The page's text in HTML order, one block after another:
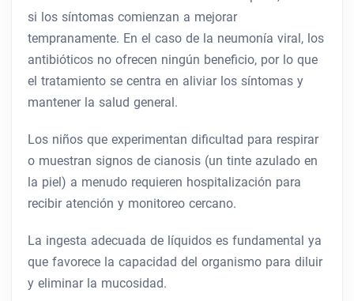
si los síntomas comienzan a mejorar
tempranamente. En el caso de la neumonía viral, los
antibióticos no ofrecen ningún beneficio, por lo que
el tratamiento se centra en aliviar los síntomas y
mantener la salud general.
Los niños que experimentan dificultad para respirar
o muestran signos de cianosis (un tinte azulado en
la piel) a menudo requieren hospitalización para
recibir atención y monitoreo cercano.
La ingesta adecuada de líquidos es fundamental ya
que favorece la capacidad del organismo para diluir
y eliminar la mucosidad.